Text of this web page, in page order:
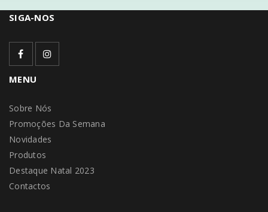
SIGA-NOS
MENU
Sobre Nós
Promoções Da Semana
Novidades
Produtos
Destaque Natal 2023
Contactos